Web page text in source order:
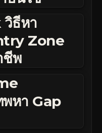
ธีหา
Zone
ชีพ
หา Gap